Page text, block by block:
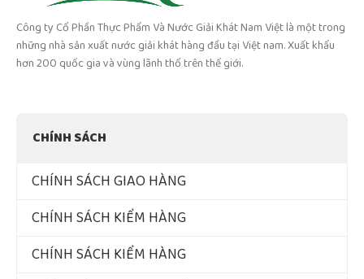
Công ty Cổ Phần Thực Phẩm Và Nước Giải Khát Nam Việt là một trong
những nhà sản xuất nước giải khát hàng đầu tại Việt nam. Xuất khẩu
hơn 200 quốc gia và vùng lãnh thổ trên thế giới.
CHÍNH SÁCH
CHÍNH SÁCH GIAO HÀNG
CHÍNH SÁCH KIỂM HÀNG
CHÍNH SÁCH KIỂM HÀNG